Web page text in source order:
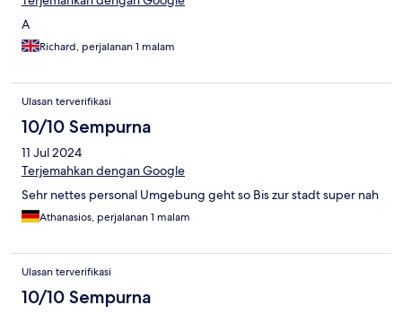
A
Richard, perjalanan 1 malam
Ulasan terverifikasi
10/10 Sempurna
11 Jul 2024
Terjemahkan dengan Google
Sehr nettes personal Umgebung geht so Bis zur stadt super nah
Athanasios, perjalanan 1 malam
Ulasan terverifikasi
10/10 Sempurna